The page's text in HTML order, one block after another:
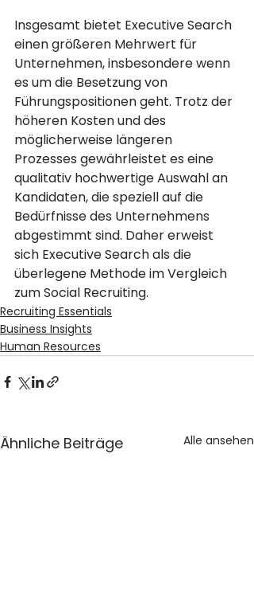
Insgesamt bietet Executive Search
einen größeren Mehrwert für
Unternehmen, insbesondere wenn
es um die Besetzung von
Führungspositionen geht. Trotz der
höheren Kosten und des
möglicherweise längeren
Prozesses gewährleistet es eine
qualitativ hochwertige Auswahl an
Kandidaten, die speziell auf die
Bedürfnisse des Unternehmens
abgestimmt sind. Daher erweist
sich Executive Search als die
überlegene Methode im Vergleich
zum Social Recruiting.
Recruiting Essentials
Business Insights
Human Resources
Ähnliche Beiträge Alle ansehen